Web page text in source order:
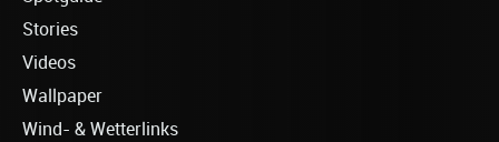
Stories
Videos
Wallpaper
Wind- & Wetterlinks